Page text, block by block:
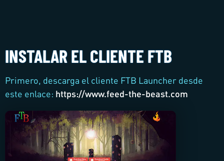
INSTALAR EL CLIENTE FTB
Primero, descarga el cliente FTB Launcher desde
este enlace: https://www.feed-the-beast.com